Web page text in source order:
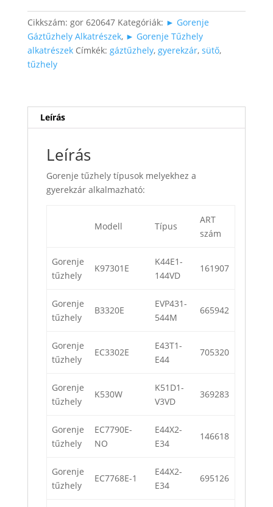
Cikkszám: gor 620647 Kategóriák: ► Gorenje
Gáztűzhely Alkatrészek, ► Gorenje Tűzhely
alkatrészek Címkék: gáztűzhely, gyerekzár, sütő,
tűzhely
Leírás
Leírás
Gorenje tűzhely típusok melyekhez a
gyerekzár alkalmazható:
Modell Típus
ART
szám
Gorenje
tűzhely
K97301E
K44E1-
144VD
161907
Gorenje
tűzhely
B3320E
EVP431-
544M
665942
Gorenje
tűzhely
EC3302E
E43T1-
E44
705320
Gorenje
tűzhely
K530W
K51D1-
V3VD
369283
Gorenje
tűzhely
EC7790E-
NO
E44X2-
E34
146618
Gorenje
tűzhely
EC7768E-1
E44X2-
E34
695126